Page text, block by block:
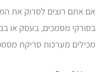
אם אתם רוצים לסרוק את
בסורקי מסמכים, בעסק או
מכילים מערכות סריקת